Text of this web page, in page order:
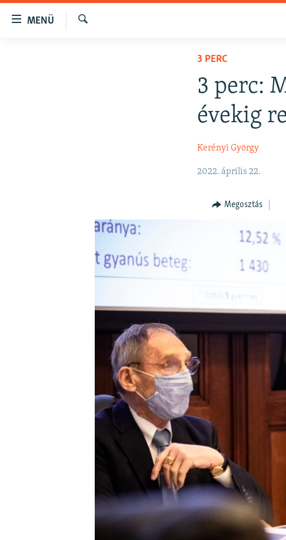
Akadálymentes
MENÜ
3 PERC
3 perc:
évekig
Kerényi György
2022. április 22.
Megosztás